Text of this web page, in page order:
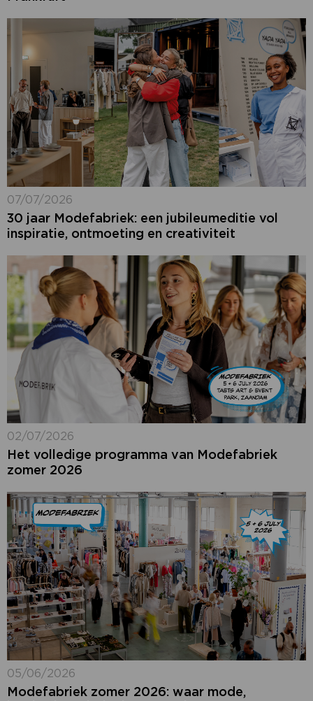
07/07/2026
30 jaar Modefabriek: een jubileumeditie vol
inspiratie, ontmoeting en creativiteit
02/07/2026
Het volledige programma van Modefabriek
zomer 2026
05/06/2026
Modefabriek zomer 2026: waar mode,